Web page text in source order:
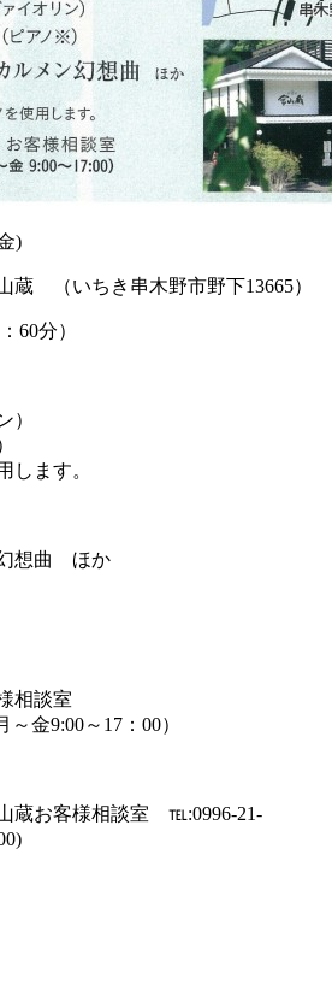
)
（いちき串木野市野下13665）
60分）
）
ます。
想曲 ほか
談室
金9:00～17：00）
蔵お客様相談室 ℡:0996-21-